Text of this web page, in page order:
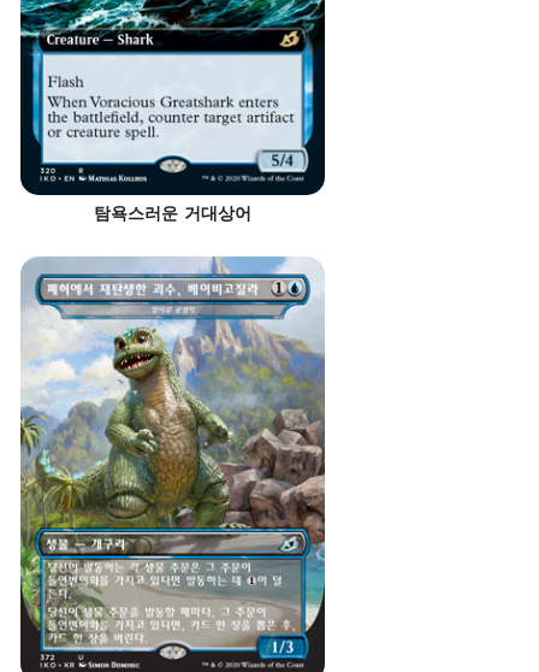
탐욕스러운 거대상어